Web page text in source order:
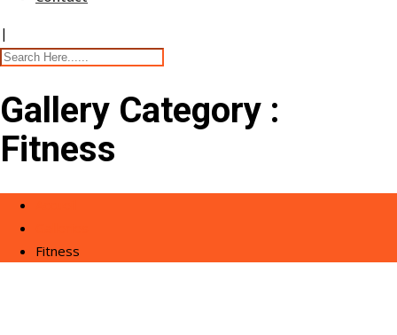
|
Gallery Category :
Fitness
Fitness